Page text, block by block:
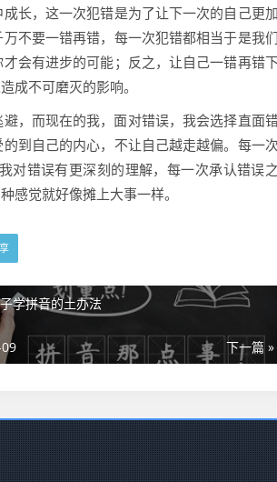
长，这一次犯错是为了让下一次的自己更加
不要一错再错，每一次犯错都相当于是我们
会有进步的可能；反之，让自己一错再错
成不可磨灭的影响。
，而现在的我，面对错误，我会选择直面
到自己的内心，不让自己越走越偏。每一次
对错误有更深刻的理解，每一次承认错误之
感觉就好像摊上大事一样。
学拼音的土办法
下一篇 »